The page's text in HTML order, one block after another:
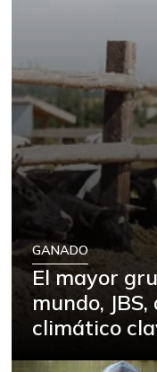
GANADO
El mayor
mundo,
climático